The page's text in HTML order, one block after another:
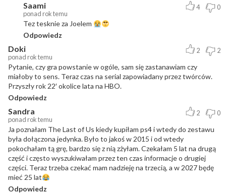
Saami
ponad rok temu
4 0
Tez tesknie za Joelem
Odpowiedz
Doki
ponad rok temu
2 2
Pytanie, czy gra powstanie w ogóle, sam się zastanawiam czy
miałoby to sens. Teraz czas na serial zapowiadany przez twórców.
Przyszły rok 22′ okolice lata na HBO.
Odpowiedz
Sandra
ponad rok temu
2 0
Ja poznałam The Last of Us kiedy kupiłam ps4 i wtedy do zestawu
była dołączona jedynka. Było to jakoś w 2015 i od wtedy
pokochałam tą grę, bardzo się z nią zżyłam. Czekałam 5 lat na drugą
część i często wyszukiwałam przez ten czas informacje o drugiej
części. Teraz trzeba czekać mam nadzieję na trzecią, a w 2027 będę
mieć 25 lat
Odpowiedz